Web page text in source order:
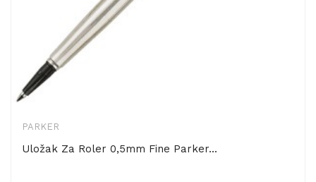
PARKER
Uložak Za Roler 0,5mm Fine Parker...